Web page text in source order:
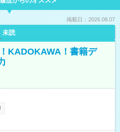
掲載日：2026.08.07
未読
KADOKAWA！書籍デ